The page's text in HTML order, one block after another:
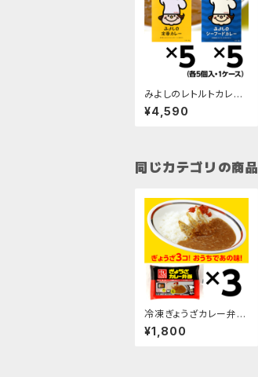
みよしのレトルトカレー
2種類セット／各5パック
入・1ケース
¥4,590
同じカテゴリの商品
冷凍ぎょうざカレー弁当
300g×3袋
¥1,800